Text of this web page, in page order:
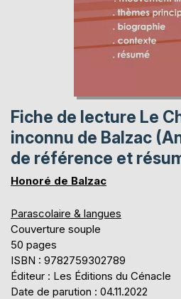
Fiche de lecture Le
inconnu de Balzac
de référence et
Honoré de Balzac
Parascolaire & langues
Couverture souple
50 pages
ISBN : 9782759302789
Éditeur : Les Éditions du Cénacle
Date de parution : 04.11.2022